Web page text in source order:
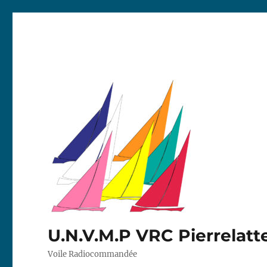
U.N.V.M.P VRC
Voile Radiocommandée